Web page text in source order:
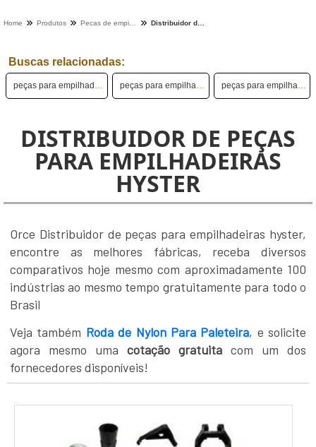
Home Produtos
Buscas relacionadas:
peças para empilhadeira hyundai peças para empilhadeira usada peças para empilhadeira em sp
DISTRIBUIDOR DE PEÇAS
PARA EMPILHADEIRAS
HYSTER
Orce Distribuidor de peças para empilhadeiras hyster,
encontre as melhores fábricas, receba diversos
comparativos hoje mesmo com aproximadamente 100
indústrias ao mesmo tempo gratuitamente para todo o
Brasil
Veja também Roda de Nylon Para Paleteira, e solicite
agora mesmo uma cotação gratuita com um dos
fornecedores disponíveis!